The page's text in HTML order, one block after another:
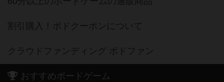
割引購入！ボドクーポンについて
クラウドファンディング ボドファン
おすすめボードゲーム